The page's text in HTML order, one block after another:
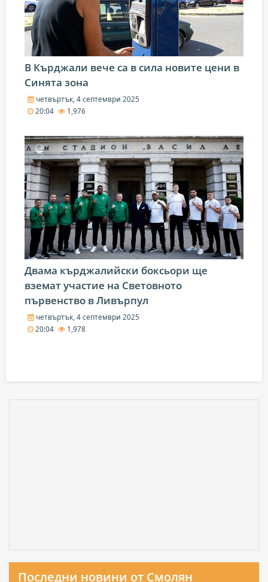
В Кърджали вече са в сила новите цени в
Синята зона
четвъртък, 4 септември 2025
20:04
1,976
Двама кърджалийски боксьори ще
вземат участие на Световното
първенство в Ливърпул
четвъртък, 4 септември 2025
20:04
1,978
Последни новини от Смолян